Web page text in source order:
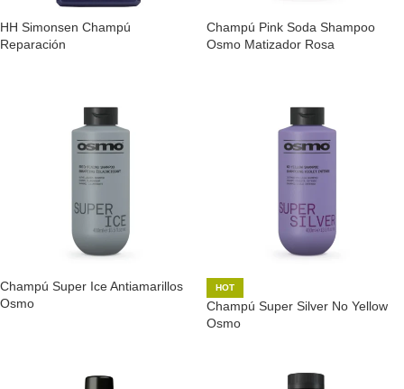
HH Simonsen Champú
Reparación
Champú Pink Soda Shampoo
Osmo Matizador Rosa
Champú Super Ice Antiamarillos
Osmo
HOT
Champú Super Silver No Yellow
Osmo